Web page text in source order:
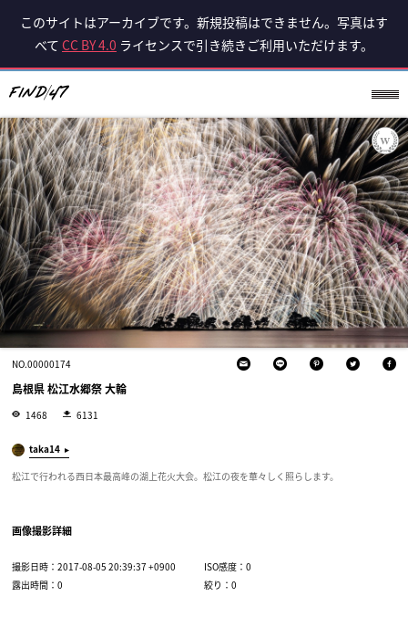
このサイトはアーカイブです。新規投稿はできません。写真はす
べて CC BY 4.0 ライセンスで引き続きご利用いただけます。
NO.00000174
島根県 松江水郷祭 大輪
1468 6131
taka14
松江で行われる西日本最高峰の湖上花火大会。松江の夜を華々しく照らします。
画像撮影詳細
撮影日時：2017-08-05 20:39:37 +0900
ISO感度：0
露出時間：0
絞り：0